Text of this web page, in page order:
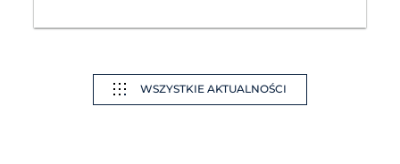
WSZYSTKIE AKTUALNOŚCI